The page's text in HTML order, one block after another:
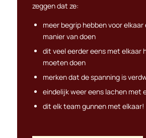
zeggen dat ze:
meer begrip hebben voor elkaar
manier van doen
dit veel eerder eens met elkaar
moeten doen
merken dat de spanning is
eindelijk weer eens lachen met
dit elk team gunnen met elkaar!